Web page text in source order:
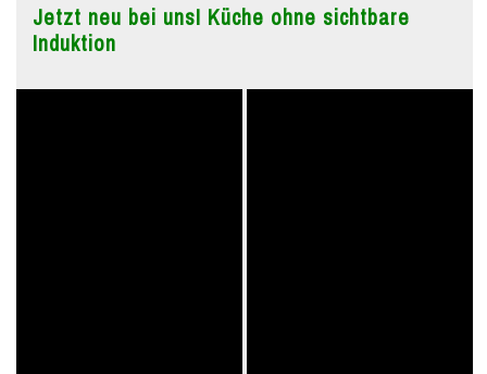
Jetzt neu bei uns! Küche ohne sichtbare
Induktion